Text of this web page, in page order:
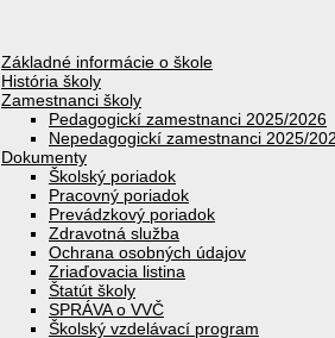
Základné informácie o škole
História školy
Zamestnanci školy
Pedagogickí zamestnanci 2025/2026
Nepedagogickí zamestnanci 2025/
Dokumenty
Školský poriadok
Pracovný poriadok
Prevádzkový poriadok
Zdravotná služba
Ochrana osobných údajov
Zriaďovacia listina
Štatút školy
SPRÁVA o VVČ
Školský vzdelávací program